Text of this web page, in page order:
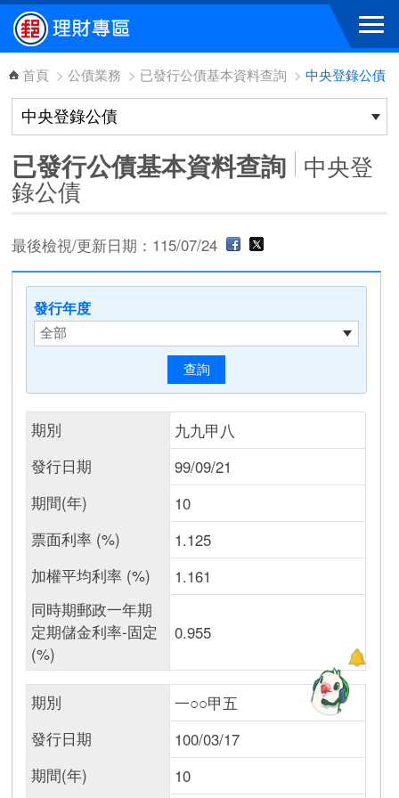
跳到主要內容區塊
首頁 > 公債業務 > 已發行公債基本資料查詢 > 中央登錄公債
已發行公債基本資料查詢 中央登
錄公債
最後檢視/更新日期：115/07/24
發行年度
期別
九九甲八
發行日期
99/09/21
期間(年)
10
票面利率 (%)
1.125
加權平均利率 (%)
1.161
同時期郵政一年期
定期儲金利率-固定
(%)
0.955
期別
一○○甲五
發行日期
100/03/17
期間(年)
10